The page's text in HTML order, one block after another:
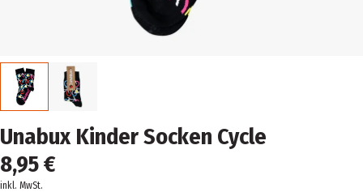
Unabux Kinder Socken Cycle
8,95 €
inkl. MwSt.